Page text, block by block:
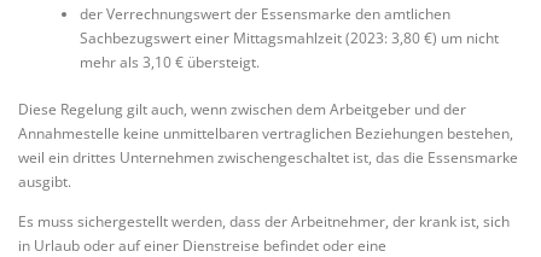
der Verrechnungswert der Essensmarke den amtlichen
Sachbezugswert einer Mittagsmahlzeit (2023: 3,80 €) um nicht
mehr als 3,10 € übersteigt.
Diese Regelung gilt auch, wenn zwischen dem Arbeitgeber und der
Annahmestelle keine unmittelbaren vertraglichen Beziehungen bestehen,
weil ein drittes Unternehmen zwischengeschaltet ist, das die Essensmarke
ausgibt.
Es muss sichergestellt werden, dass der Arbeitnehmer, der krank ist, sich
in Urlaub oder auf einer Dienstreise befindet oder eine